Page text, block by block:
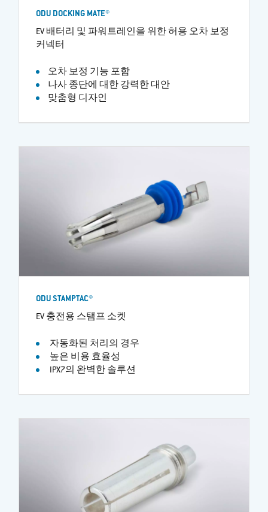
ODU DOCKING MATE®
EV 배터리 및 파워트레인을 위한 허용 오차 보정
커넥터
오차 보정 기능 포함
나사 종단에 대한 강력한 대안
맞춤형 디자인
ODU STAMPTAC®
EV 충전용 스탬프 소켓
자동화된 처리의 경우
높은 비용 효율성
IPX7의 완벽한 솔루션